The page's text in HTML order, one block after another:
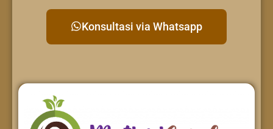
Konsultasi via Whatsapp